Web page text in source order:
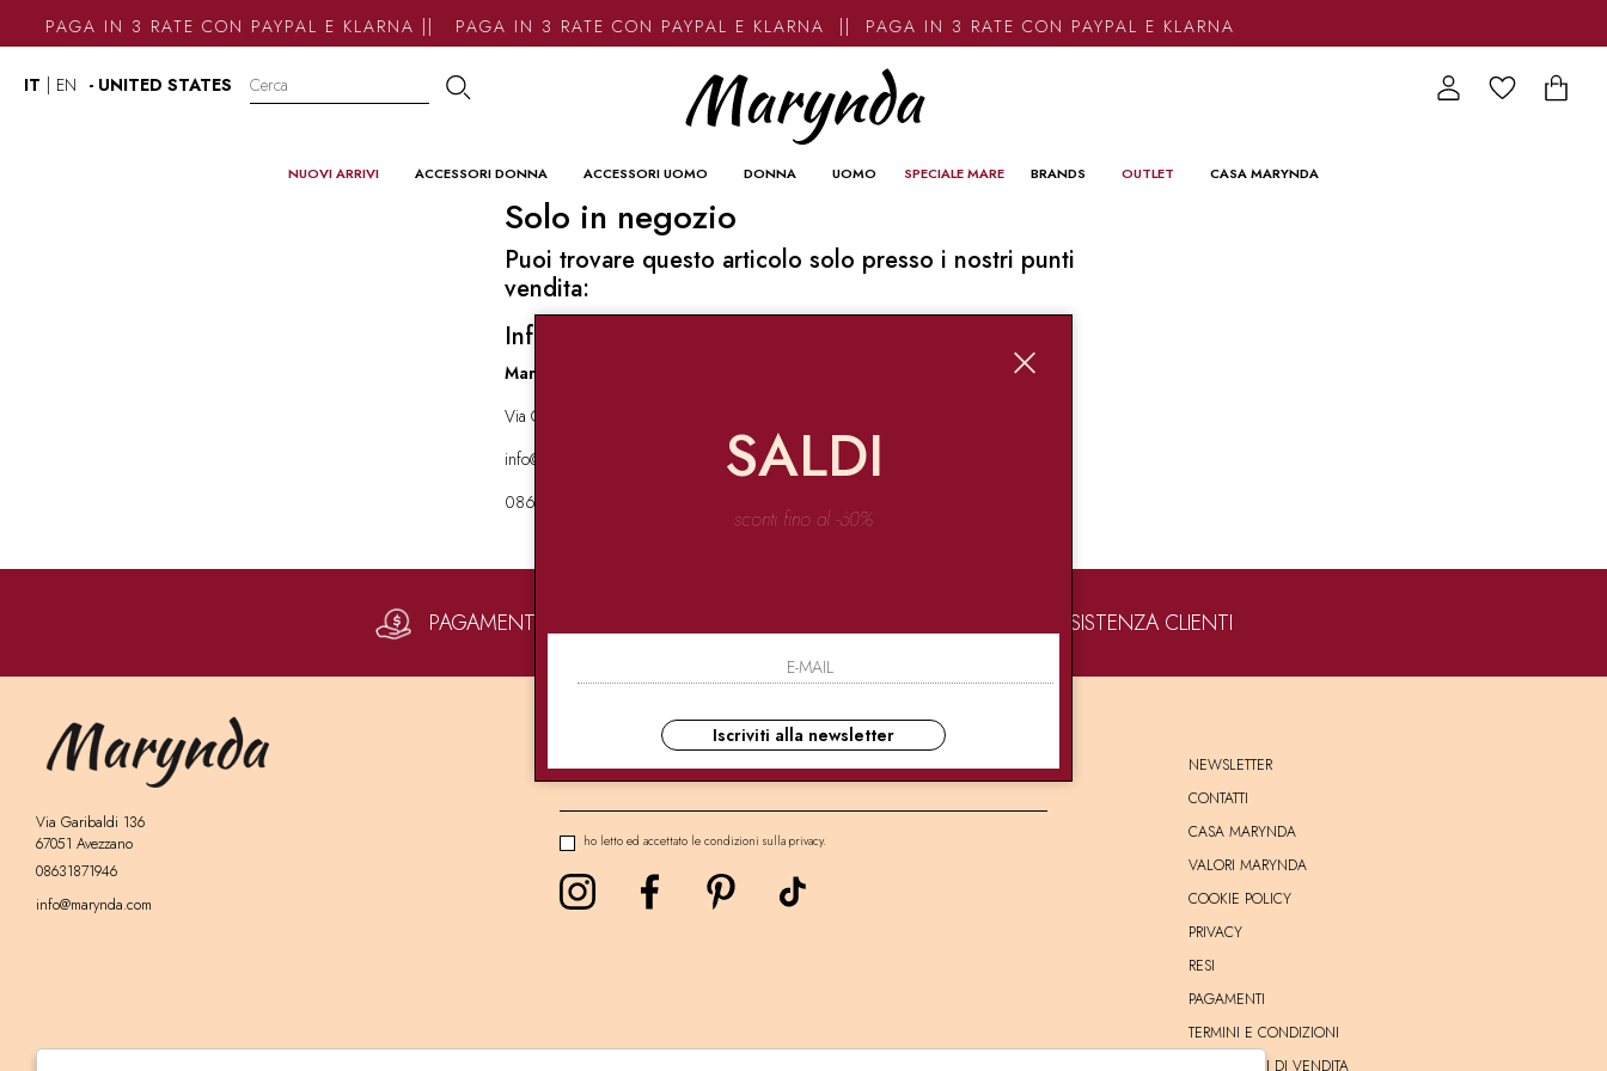
PAGA IN 3 RATE CON PAYPAL E KLARNA || PAGA IN 3 RATE CON PAYPAL E KLARNA || PAGA IN 3 RATE CON PAYPAL E KLARNA
IT EN - UNITED STATES
NUOVI ARRIVI ACCESSORI DONNA ACCESSORI UOMO DONNA UOMO SPECIALE MARE BRANDS OUTLET CASA MARYNDA
Solo in negozio
Puoi trovare questo articolo solo presso i nostri punti
vendita:
Info contatti
Marynda
Via Garibaldi 136 67051 Avezzano
info@marynda.com
08631871946
PAGAMENTI SICURI ASSISTENZA CLIENTI
Via Garibaldi 136
67051 Avezzano
08631871946
info@marynda.com
NEWSLETTER
ho letto ed accettato le condizioni sulla privacy.
NEWSLETTER
CONTATTI
CASA MARYNDA
VALORI MARYNDA
COOKIE POLICY
PRIVACY
RESI
PAGAMENTI
TERMINI E CONDIZIONI
CONDIZIONI DI VENDITA
SALDI
sconti fino al -60%
Iscriviti alla newsletter